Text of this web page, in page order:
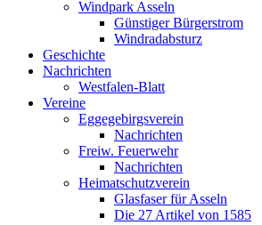
Windpark Asseln
Günstiger Bürgerstrom
Windradabsturz
Geschichte
Nachrichten
Westfalen-Blatt
Vereine
Eggegebirgsverein
Nachrichten
Freiw. Feuerwehr
Nachrichten
Heimatschutzverein
Glasfaser für Asseln
Die 27 Artikel von 1585